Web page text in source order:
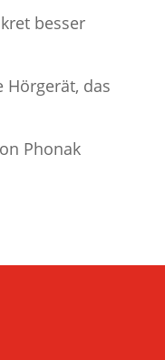
besser
Hörgerät, das
Phonak